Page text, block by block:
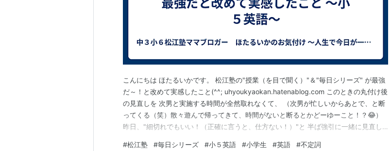
こんにちは ほたるいかです。 松江塾の"授業（を目で聞く）"＆"毎日シリーズ" が最強
だ～！と改めて実感したこと(^^; uhyoukyaokan.hatenablog.com このときの丸付け後
の見直しを 次男と実施する時間が全然取れなくて、 （次男が忙しいからあとで、と断
ってくる（笑）散々遊んで帰ってきて、時間がないと断るとかどーゆーこと！？😂）
昨日、"細切れでもいい！（正確に言うと、仕方ない！）"と 半ば強引に一緒に見直し
#松江塾 #毎日シリーズ #小５英語 #小学生 #英語 #不定詞